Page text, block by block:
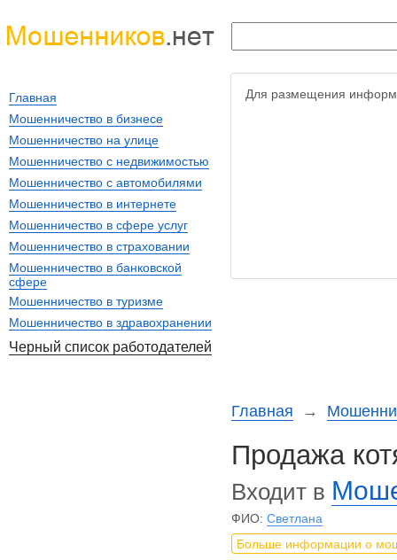
Для размещения
Главная →
Продажа
Входит в
ФИО: Светлана
Больше информации о
Главная
Мошенничество в бизнесе
Мошенничество на улице
Мошенничество с недвижимостью
Мошенничество с автомобилями
Мошенничество в интернете
Мошенничество в сфере услуг
Мошенничество в страховании
Мошенничество в банковской
сфере
Мошенничество в туризме
Мошенничество в здравохранении
Черный список работодателей